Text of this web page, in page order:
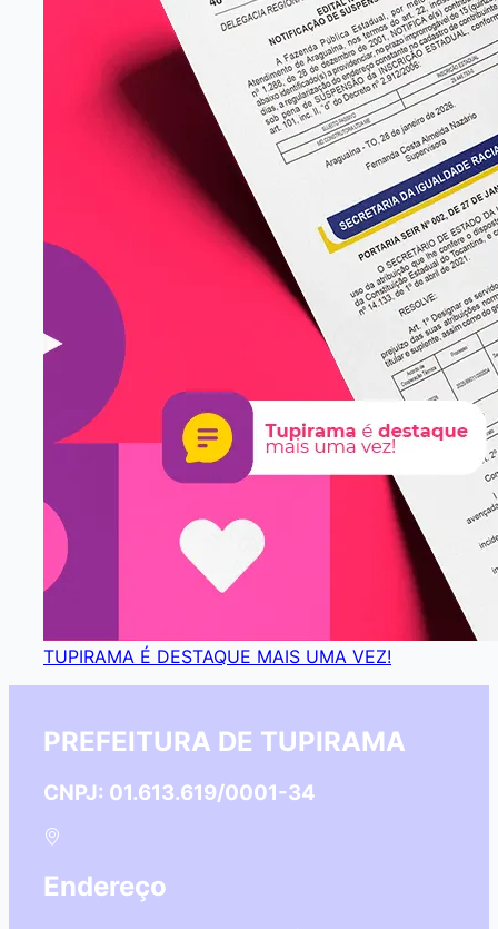
TUPIRAMA É DESTAQUE MAIS UMA VEZ!
PREFEITURA DE TUPIRAMA
CNPJ: 01.613.619/0001-34
Endereço